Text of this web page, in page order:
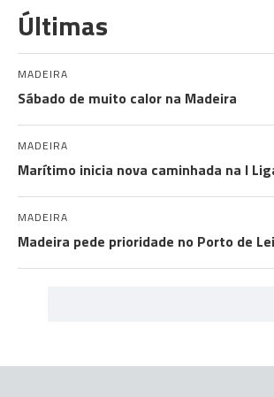
Últimas
MADEIRA
Sábado de muito calor na Madeira
MADEIRA
Marítimo inicia nova caminhada na I
MADEIRA
Madeira pede prioridade no Porto de